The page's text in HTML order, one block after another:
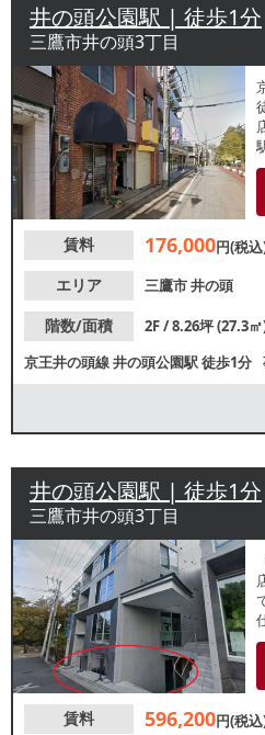
井の頭公園駅 | 徒歩1分
三鷹市井の頭3丁目
賃料 176,000円(税
エリア
三鷹市井の頭
階数/面積
2F / 8.26坪 (27.3
京王井の頭線井の頭公園駅徒歩1分
井の頭公園駅 | 徒歩1分
三鷹市井の頭3丁目
賃料 596,200円(税